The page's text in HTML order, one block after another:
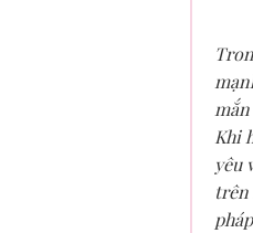
Khi
yêu
trên